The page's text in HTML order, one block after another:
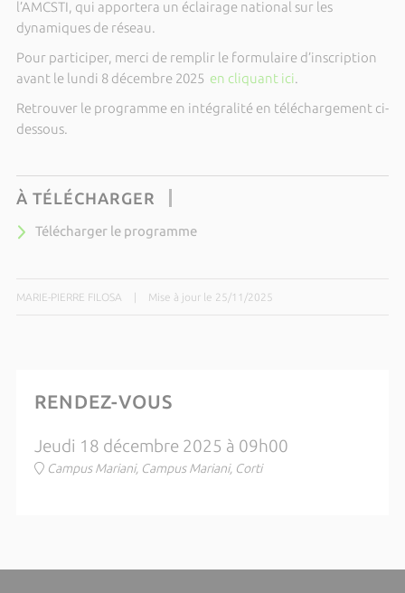
l’AMCSTI, qui apportera un éclairage national sur les
dynamiques de réseau.
Pour participer, merci de remplir le formulaire d’inscription
avant le lundi 8 décembre 2025 en cliquant ici.
Retrouver le programme en intégralité en téléchargement ci-
dessous.
À TÉLÉCHARGER
Télécharger le programme
MARIE-PIERRE FILOSA Mise à jour le 25/11/2025
RENDEZ-VOUS
Jeudi 18 décembre 2025 à 09h00
Campus Mariani, Campus Mariani, Corti